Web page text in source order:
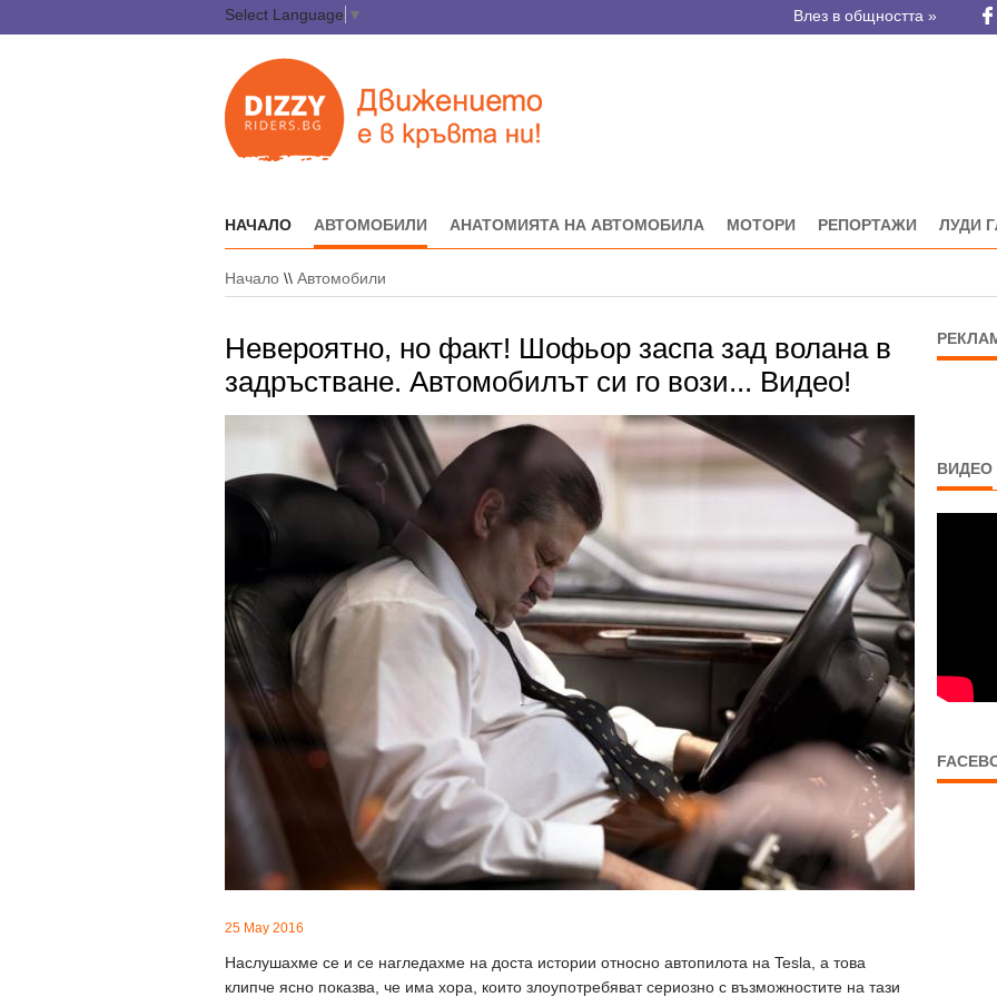
Select Language ▼ Влез в общността »
НАЧАЛО АВТОМОБИЛИ АНАТОМИЯТА НА АВТОМОБИЛА МОТОРИ РЕПОРТАЖИ ЛУДИ
Начало \\ Автомобили
Невероятно, но факт! Шофьор заспа зад волана в
задръстване. Автомобилът си го вози... Видео!
25 May 2016
Наслушахме се и се нагледахме на доста истории относно автопилота на Tesla, а това
клипче ясно показва, че има хора, които злоупотребяват сериозно с възможностите на тази
ВИДЕО